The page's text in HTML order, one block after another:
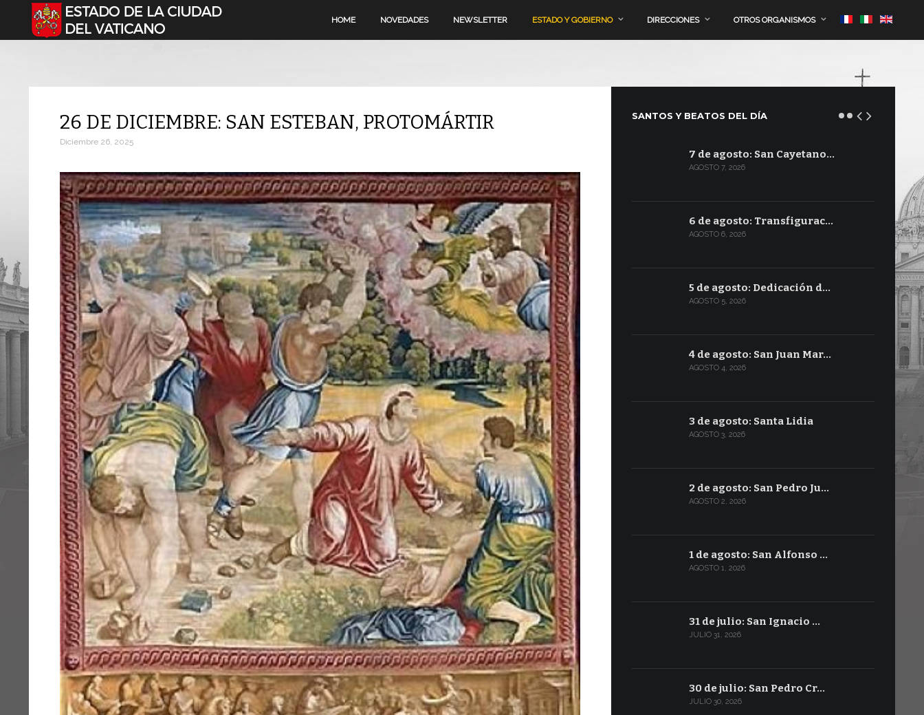
Seleccione su idioma HOME NOVEDADES NEWSLETTER ESTADO Y GOBIERNO DIRECCIONES OTROS ORGANISMOS
26 DE DICIEMBRE: SAN ESTEBAN, PROTOMÁRTIR
Diciembre 26, 2025
SANTOS Y BEATOS DEL DÍA
7 de agosto: San Cayetano…
AGOSTO 7, 2026
6 de agosto: Transfigurac…
AGOSTO 6, 2026
5 de agosto: Dedicación d…
AGOSTO 5, 2026
4 de agosto: San Juan Mar…
AGOSTO 4, 2026
3 de agosto: Santa Lidia
AGOSTO 3, 2026
2 de agosto: San Pedro Ju…
AGOSTO 2, 2026
1 de agosto: San Alfonso …
AGOSTO 1, 2026
31 de julio: San Ignacio …
JULIO 31, 2026
30 de julio: San Pedro Cr…
JULIO 30, 2026